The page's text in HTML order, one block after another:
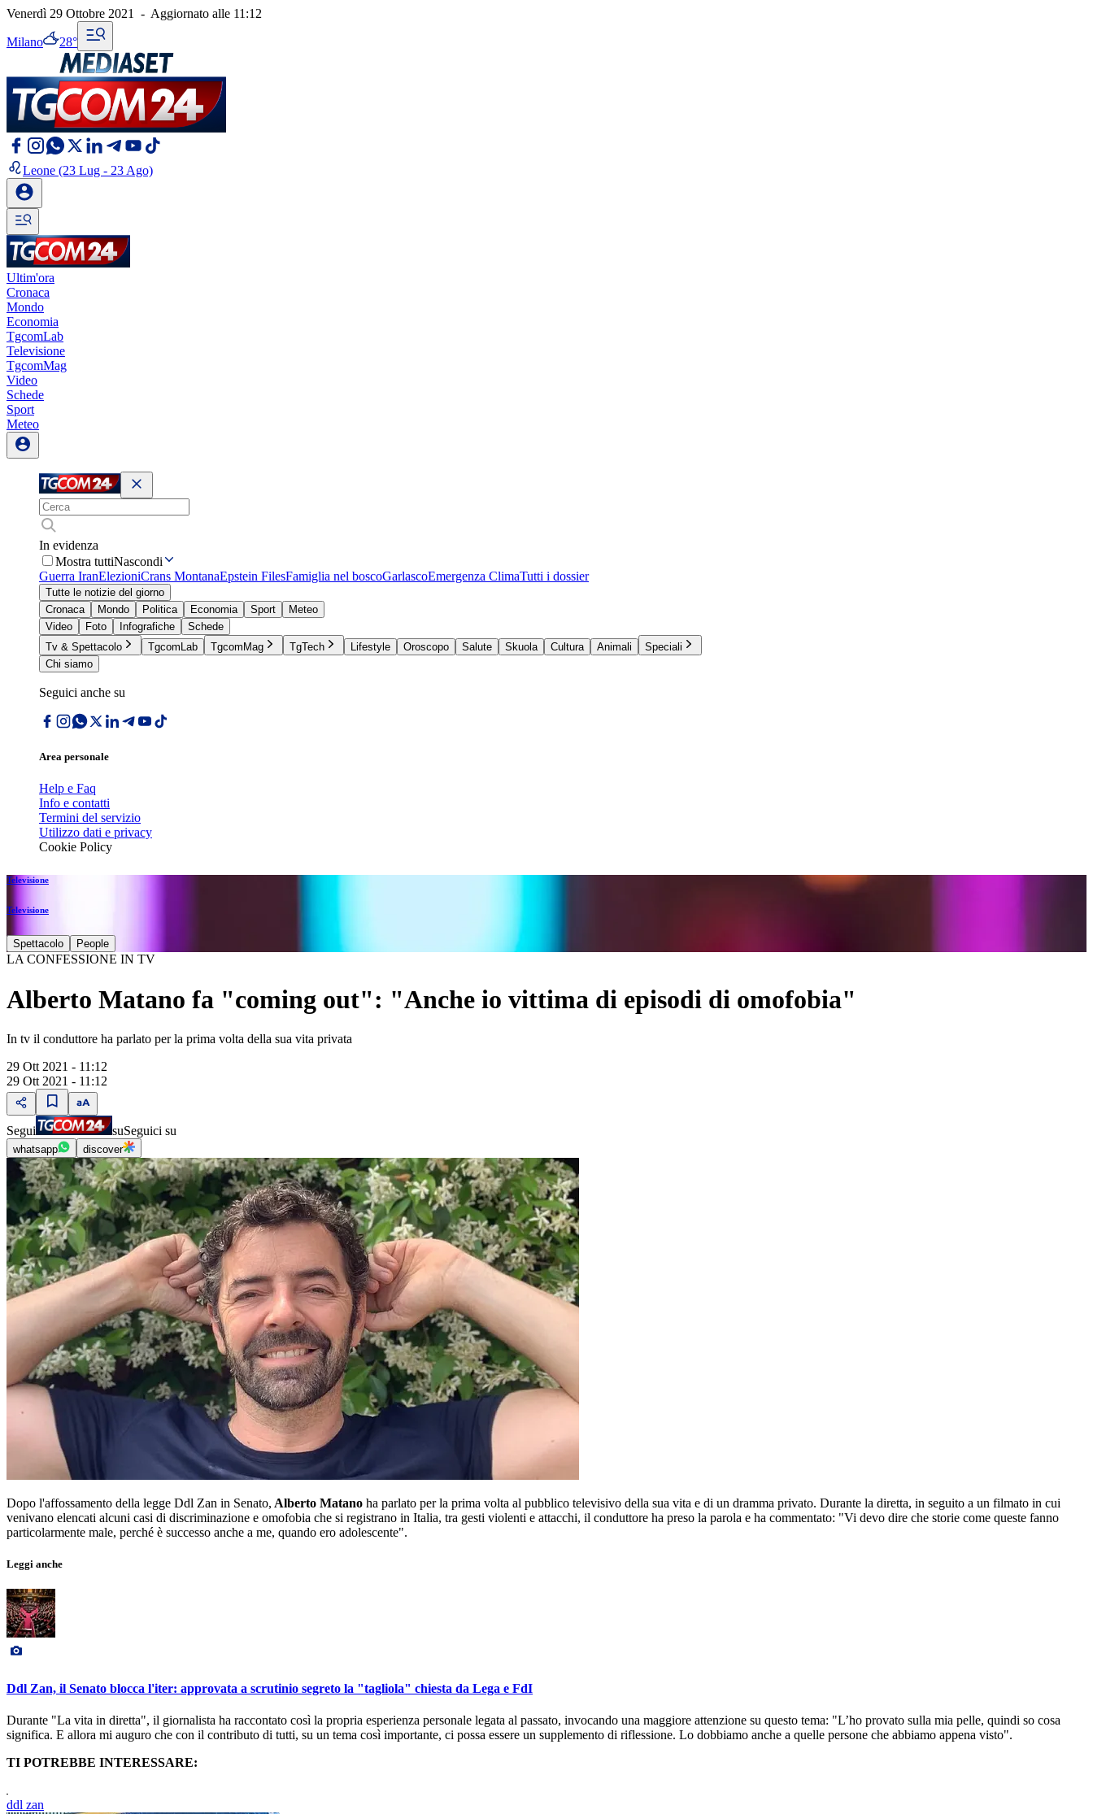
Venerdì 29 Ottobre 2021 - Aggiornato alle 11:12
Milano 28°
Leone (23 Lug - 23 Ago)
Ultim'ora
Cronaca
Mondo
Economia
TgcomLab
Televisione
TgcomMag
Video
Schede
Sport
Meteo
In evidenza
Mostra tuttiNascondi
Guerra IranElezioniCrans MontanaEpstein FilesFamiglia nel boscoGarlascoEmergenza ClimaTutti i dossier
Tutte le notizie del giorno
Cronaca
Mondo Politica Economia Sport
Meteo
Video
Foto Infografiche
Schede
Tv & Spettacolo
TgcomLab TgcomMag TgTech Lifestyle Oroscopo Salute Skuola Cultura Animali
Speciali
Chi siamo
Seguici anche su
Area personale
Help e Faq
Info e contatti
Termini del servizio
Utilizzo dati e privacy
Cookie Policy
Televisione
Televisione
Spettacolo People
LA CONFESSIONE IN TV
Alberto Matano fa "coming out": "Anche io vittima di episodi di omofobia"
In tv il conduttore ha parlato per la prima volta della sua vita privata
29 Ott 2021 - 11:12
29 Ott 2021 - 11:12
Segui suSeguici su
whatsapp discover
Dopo l'affossamento della legge Ddl Zan in Senato, Alberto Matano ha parlato per la prima volta al pubblico televisivo della sua vita e di un dramma privato. Durante la diretta, in seguito a un filmato in cui
venivano elencati alcuni casi di discriminazione e omofobia che si registrano in Italia, tra gesti violenti e attacchi, il conduttore ha preso la parola e ha commentato: "Vi devo dire che storie come queste fanno
particolarmente male, perché è successo anche a me, quando ero adolescente".
Leggi anche
Ddl Zan, il Senato blocca l'iter: approvata a scrutinio segreto la "tagliola" chiesta da Lega e FdI
Durante "La vita in diretta", il giornalista ha raccontato così la propria esperienza personale legata al passato, invocando una maggiore attenzione su questo tema: "L’ho provato sulla mia pelle, quindi so cosa
significa. E allora mi auguro che con il contributo di tutti, su un tema così importante, ci possa essere un supplemento di riflessione. Lo dobbiamo anche a quelle persone che abbiamo appena visto".
TI POTREBBE INTERESSARE:
ddl zan